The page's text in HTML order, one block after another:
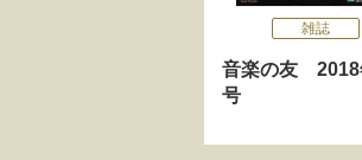
雑誌
音楽の友 2018
号